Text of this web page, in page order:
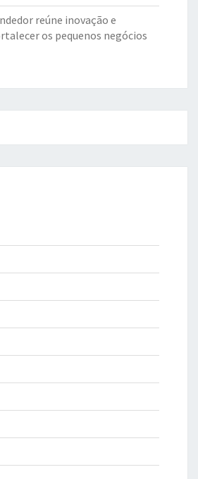
reúne inovação e
os pequenos negócios